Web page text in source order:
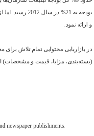
و ارائه نمود.
در بازاریابی محتوایی تمام تلاش
(بسته‌بندی، مزایا، قیمت و مشخصات)
newspaper publishments.